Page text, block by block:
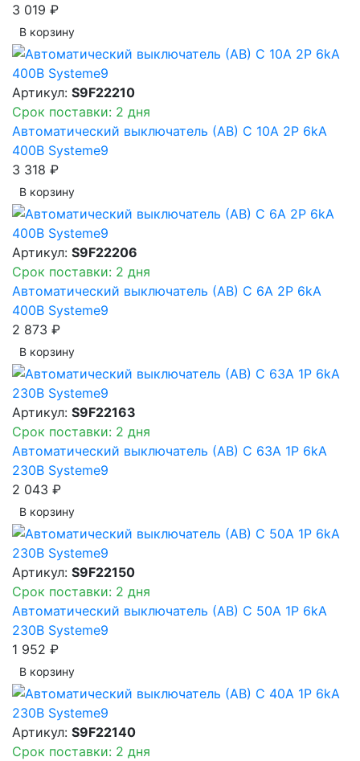
3 019 ₽
В корзинy
Артикул: S9F22210
Срок поставки: 2 дня
Автоматический выключатель (АВ) C 10A 2P 6kA
400В Systeme9
3 318 ₽
В корзинy
Артикул: S9F22206
Срок поставки: 2 дня
Автоматический выключатель (АВ) C 6A 2P 6kA
400В Systeme9
2 873 ₽
В корзинy
Артикул: S9F22163
Срок поставки: 2 дня
Автоматический выключатель (АВ) C 63A 1P 6kA
230В Systeme9
2 043 ₽
В корзинy
Артикул: S9F22150
Срок поставки: 2 дня
Автоматический выключатель (АВ) C 50A 1P 6kA
230В Systeme9
1 952 ₽
В корзинy
Артикул: S9F22140
Срок поставки: 2 дня